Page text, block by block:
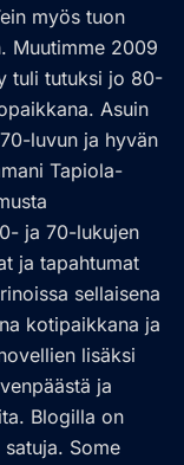
myös tuon
Muutimme 2009
tuli tutuksi jo 80-
Asuin
luvun ja hyvän
Tapiola-
ja 70-lukujen
ja tapahtumat
sellaisena
kotipaikkana ja
lisäksi
ja
Blogilla on
Some